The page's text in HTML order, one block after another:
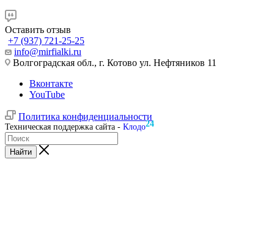
Оставить отзыв
+7 (937) 721-25-25
info@mirfialki.ru
Волгоградская обл., г. Котово ул. Нефтяников 11
Вконтакте
YouTube
Политика конфиденциальности
Техническая поддержка сайта - Клодо24
Найти